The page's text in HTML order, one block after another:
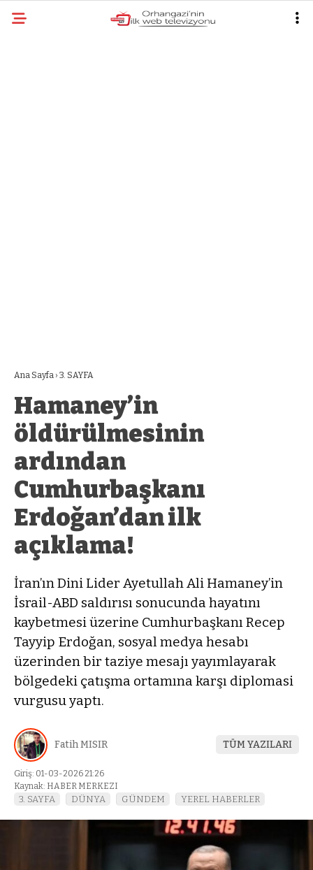
Ana Sayfa › 3. SAYFA
Hamaney’in
öldürülmesinin
ardından
Cumhurbaşkanı
Erdoğan’dan ilk
açıklama!
İran’ın Dini Lider Ayetullah Ali Hamaney’in
İsrail-ABD saldırısı sonucunda hayatını
kaybetmesi üzerine Cumhurbaşkanı Recep
Tayyip Erdoğan, sosyal medya hesabı
üzerinden bir taziye mesajı yayımlayarak
bölgedeki çatışma ortamına karşı diplomasi
vurgusu yaptı.
Fatih MISIR TÜM YAZILARI
Giriş: 01-03-2026 21:26
Kaynak: HABER MERKEZI
3. SAYFA DÜNYA GÜNDEM YEREL HABERLER